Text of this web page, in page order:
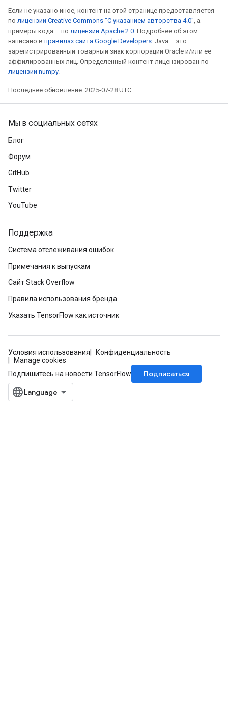
Если не указано иное, контент на этой странице предоставляется
по лицензии Creative Commons "С указанием авторства 4.0", а
примеры кода – по лицензии Apache 2.0. Подробнее об этом
написано в правилах сайта Google Developers. Java – это
зарегистрированный товарный знак корпорации Oracle и/или ее
аффилированных лиц. Определенный контент лицензирован по
лицензии numpy.
Последнее обновление: 2025-07-28 UTC.
Мы в социальных сетях
Блог
Форум
GitHub
Twitter
YouTube
Поддержка
Система отслеживания ошибок
Примечания к выпускам
Сайт Stack Overflow
Правила использования бренда
Указать TensorFlow как источник
Условия использования
Конфиденциальность
Manage cookies
Подпишитесь на новости TensorFlow
Подписаться